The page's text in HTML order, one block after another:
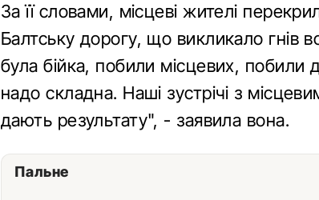
За її словами, місцеві жителі
Балтську дорогу, що викликало гнів
була бійка, побили місцевих, побили
надо складна. Наші зустрічі з
дають результату", - заявила вона.
Пальне